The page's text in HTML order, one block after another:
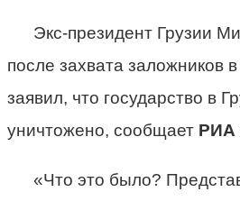
Экс-президент Грузии
после захвата заложников
заявил, что государство в
уничтожено, сообщает РИА
«Что это было?